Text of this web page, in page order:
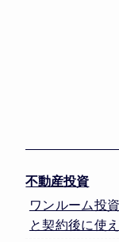
不動産投資
ワンルーム投
と契約後に使